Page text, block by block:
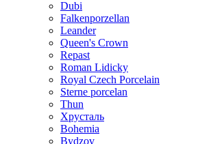
Dubi
Falkenporzellan
Leander
Queen's Crown
Repast
Roman Lidicky
Royal Czech Porcelain
Sterne porcelan
Thun
Хрусталь
Bohemia
Bydzov